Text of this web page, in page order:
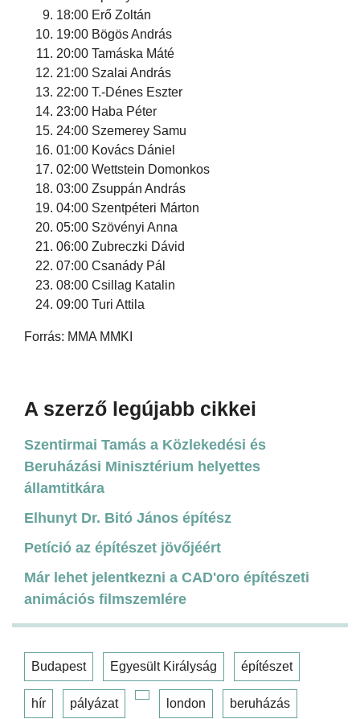
18:00 Erő Zoltán
19:00 Bögös András
20:00 Tamáska Máté
21:00 Szalai András
22:00 T.-Dénes Eszter
23:00 Haba Péter
24:00 Szemerey Samu
01:00 Kovács Dániel
02:00 Wettstein Domonkos
03:00 Zsuppán András
04:00 Szentpéteri Márton
05:00 Szövényi Anna
06:00 Zubreczki Dávid
07:00 Csanády Pál
08:00 Csillag Katalin
09:00 Turi Attila
Forrás: MMA MMKI
A szerző legújabb cikkei
Szentirmai Tamás a Közlekedési és
Beruházási Minisztérium helyettes
államtitkára
Elhunyt Dr. Bitó János építész
Petíció az építészet jövőjéért
Már lehet jelentkezni a CAD'oro építészeti
animációs filmszemlére
Budapest Egyesült Királyság építészet
hír pályázat london beruházás